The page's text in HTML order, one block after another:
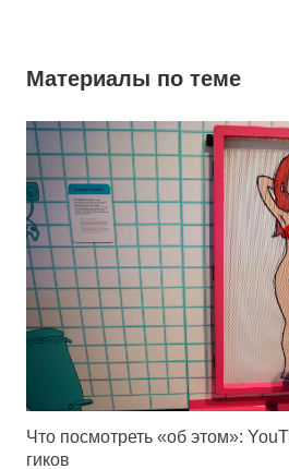
Материалы по теме
Что посмотреть «об этом»:
гиков